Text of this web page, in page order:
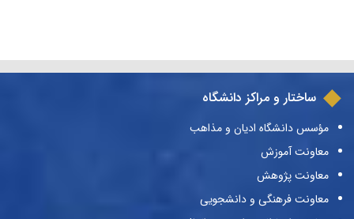
ساختار و مراکز دانشگاه
مؤسس دانشگاه ادیان و مذاهب
معاونت آموزش
معاونت پژوهش
معاونت فرهنگی و دانشجویی